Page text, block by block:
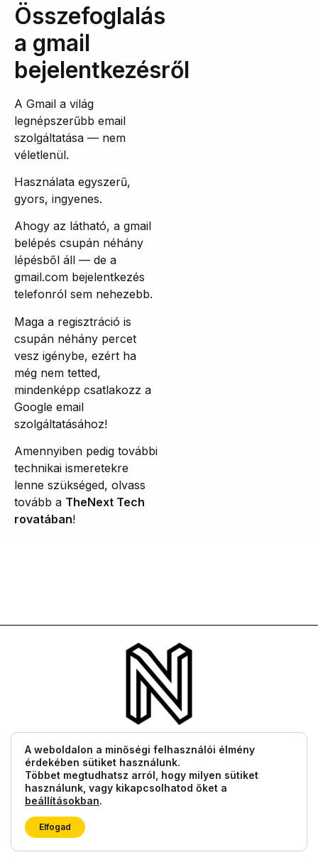
Összefoglalás
a gmail
bejelentkezésről
A Gmail a világ
legnépszerűbb email
szolgáltatása — nem
véletlenül.
Használata egyszerű,
gyors, ingyenes.
Ahogy az látható, a gmail
belépés csupán néhány
lépésből áll — de a
gmail.com bejelentkezés
telefonról sem nehezebb.
Maga a regisztráció is
csupán néhány percet
vesz igénybe, ezért ha
még nem tetted,
mindenképp csatlakozz a
Google email
szolgáltatásához!
Amennyiben pedig további
technikai ismeretekre
lenne szükséged, olvass
tovább a TheNext Tech
rovatában!
Témák
Filmek, sorozatok
Lifestyle
A weboldalon a minőségi felhasználói élmény
érdekében sütiket használunk.
Többet megtudhatsz arról, hogy milyen sütiket
használunk, vagy kikapcsolhatod őket a
beállításokban.
Elfogad